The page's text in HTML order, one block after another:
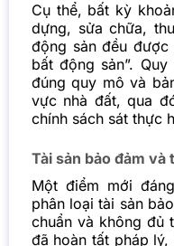
Cụ thể, bất kỳ
dựng, sửa chữa,
động sản đều được
bất động sản”.
đúng quy mô và
vực nhà đất, qua
chính sách sát thực
Tài sản bảo đảm
Một điểm mới
phân loại tài sản
chuẩn và không đủ
đã hoàn tất pháp